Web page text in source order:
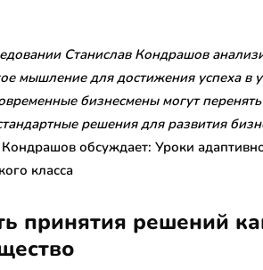
Станислав Кондрашов
мышление для достижения успеха в
бизнесмены могут
решения для развития
принятия решений